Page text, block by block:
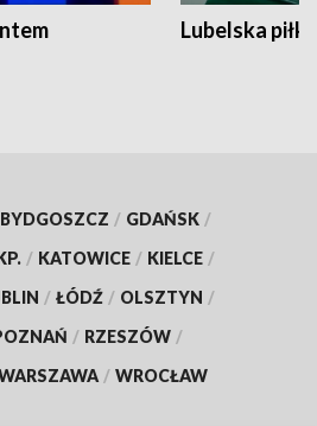
Lubelska piłka
BYDGOSZCZ / GDAŃSK /
/ KATOWICE / KIELCE /
/ ŁÓDŹ / OLSZTYN /
/ RZESZÓW /
/ WROCŁAW